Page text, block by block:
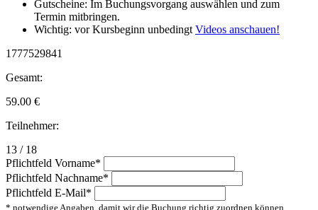
Gutscheine: Im Buchungsvorgang auswählen und zum
Termin mitbringen.
Wichtig: vor Kursbeginn unbedingtVideos anschauen!
1777529841
Gesamt:
59.00 €
Teilnehmer:
13 / 18
Pflichtfeld Vorname*
Pflichtfeld Nachname*
Pflichtfeld E-Mail*
* notwendige Angaben, damit wir die Buchung richtig zuordnen können